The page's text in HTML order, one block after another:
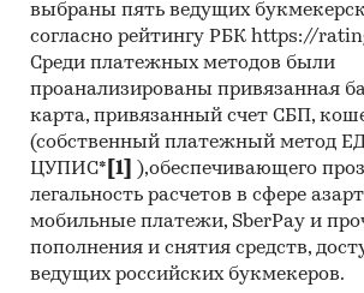
по видам продуктов:
динамический коллтрекинг
комбинированный
статический коллтрекинг
по отраслям предприятий,
коллтрекинг:
бизнес-услуги
выбраны пять ведущих
согласно рейтингу РБК https://
Среди платежных методов были
проанализированы привязанная
карта, привязанный счет СБП,
(собственный платежный метод
ЦУПИС* [1]
),обеспечивающего
легальность расчетов в сфере
мобильные платежи, SberPay и
пополнения и снятия средств,
ведущих российских букмекеров.